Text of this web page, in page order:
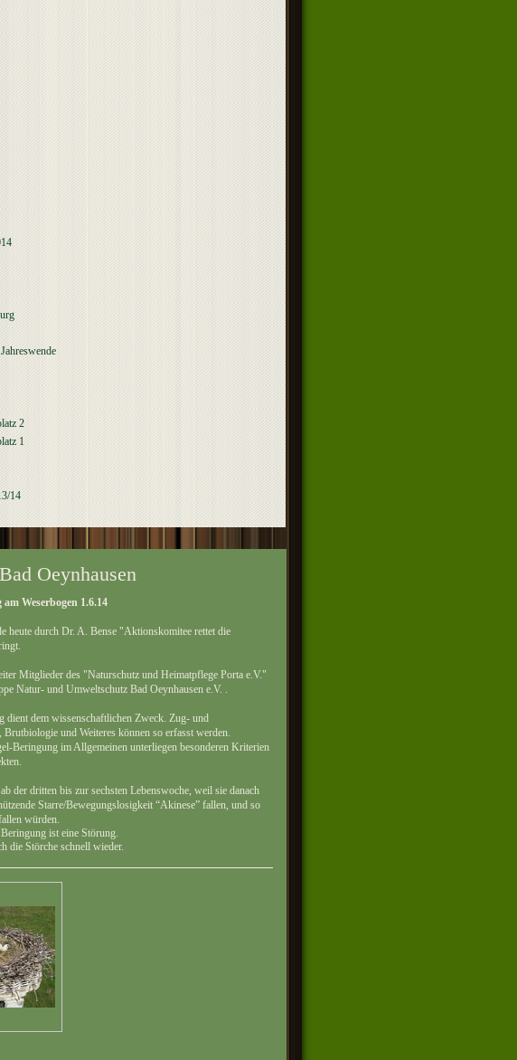
2
1
14
Oeynhausen
Weserbogen 1.6.14
heute durch Dr. A. Bense "Aktionskomitee rettet die
Mitglieder des "Naturschutz und Heimatpflege Porta e.V."
Natur- und Umweltschutz Bad Oeynhausen e.V. .
dient dem wissenschaftlichen Zweck. Zug- und
Brutbiologie und Weiteres können so erfasst werden.
Beringung im Allgemeinen unterliegen besonderen Kriterien
der dritten bis zur sechsten Lebenswoche, weil sie danach
Starre/Bewegungslosigkeit “Akinese” fallen, und so
würden.
ist eine Störung.
die Störche schnell wieder.